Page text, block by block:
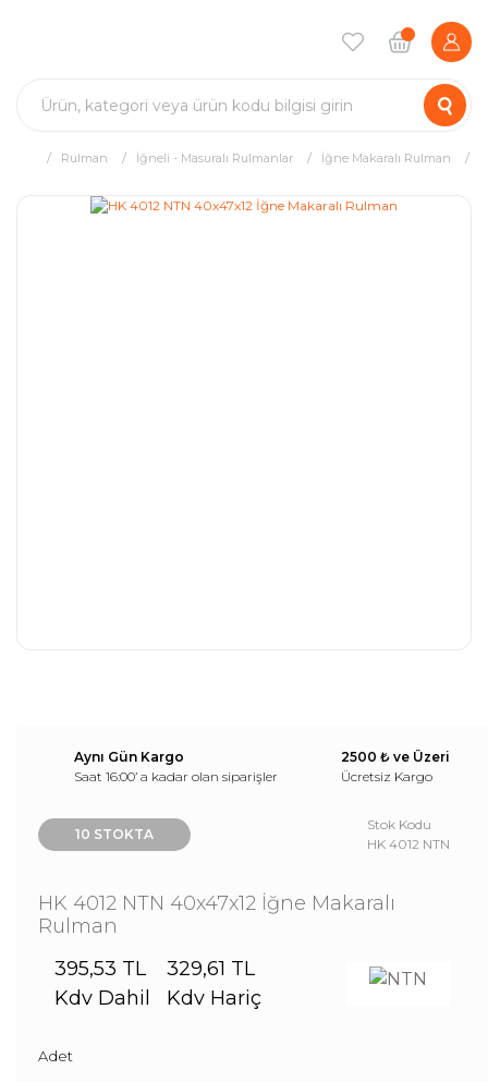
Rulman İğneli - Masuralı Rulmanlar İğne Makaralı Rulman
Aynı Gün Kargo
Saat 16:00’ a kadar olan siparişler
2500 ₺ ve Üzeri
Ücretsiz Kargo
10 STOKTA
Stok Kodu
HK 4012 NTN
HK 4012 NTN 40x47x12 İğne Makaralı
Rulman
395,53 TL
Kdv Dahil
329,61 TL
Kdv Hariç
Adet